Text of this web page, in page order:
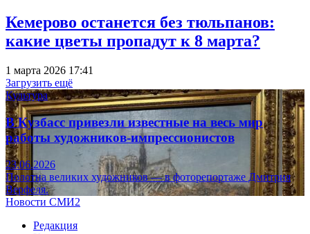
Кемерово останется без тюльпанов:
какие цветы пропадут к 8 марта?
1 марта 2026 17:41
Загрузить ещё
Культура
В Кузбасс привезли известные на весь мир
работы художников-импрессионистов
23.06.2026
Полотна великих художников — в фоторепортаже Дмитрия
Верфеля.
Новости СМИ2
Редакция